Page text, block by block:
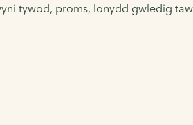
tywod, proms, lonydd gwledig